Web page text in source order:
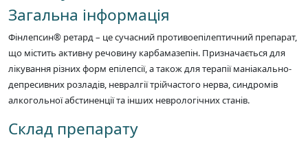
Загальна інформація
Фінлепсин® ретард – це сучасний противоепілептичний препарат,
що містить активну речовину карбамазепін. Призначається для
лікування різних форм епілепсії, а також для терапії маніакально-
депресивних розладів, невралгії трійчастого нерва, синдромів
алкогольної абстиненції та інших неврологічних станів.
Склад препарату